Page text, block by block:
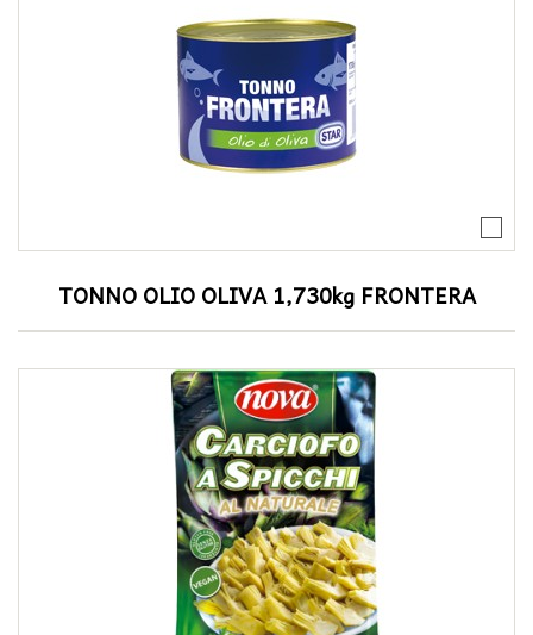
TONNO OLIO OLIVA 1,730kg FRONTERA